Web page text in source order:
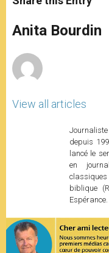
s
p
p
e
g
e
b
o
k
r
Anita Bourdin
View all articles
depuis
lancé le
en
classiques
biblique
Espérance.